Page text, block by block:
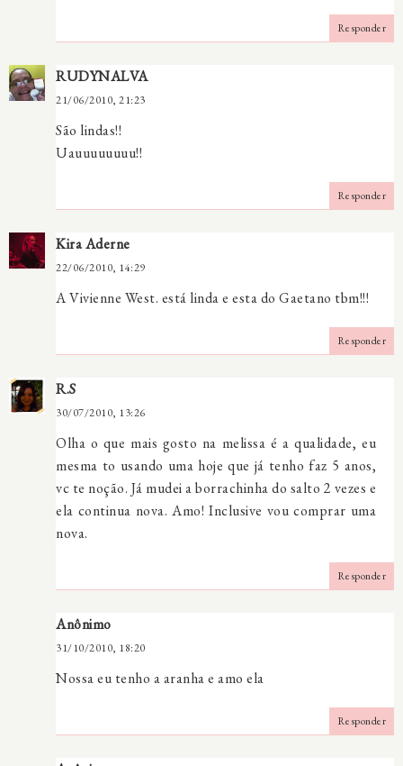
Responder
RUDYNALVA
21/06/2010, 21:23
São lindas!!
Uauuuuuuuu!!
Responder
Kira Aderne
22/06/2010, 14:29
A Vivienne West. está linda e esta do Gaetano tbm!!!
Responder
R.S
30/07/2010, 13:26
Olha o que mais gosto na melissa é a qualidade, eu
mesma to usando uma hoje que já tenho faz 5 anos,
vc te noção. Já mudei a borrachinha do salto 2 vezes e
ela continua nova. Amo! Inclusive vou comprar uma
nova.
Responder
Anônimo
31/10/2010, 18:20
Nossa eu tenho a aranha e amo ela
Responder